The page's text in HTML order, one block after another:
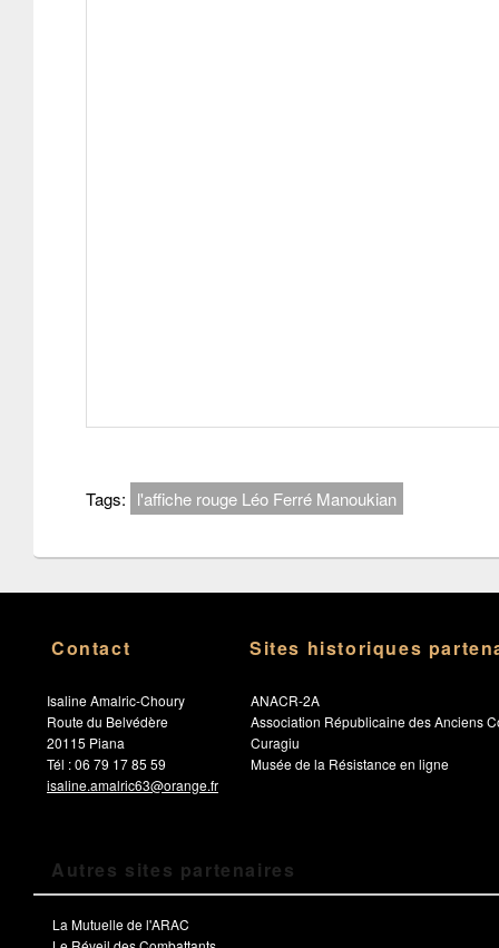
Tags: l'affiche rouge Léo Ferré Manoukian
Contact
Isaline Amalric-Choury
Route du Belvédère
20115 Piana
Tél : 06 79 17 85 59
isaline.amalric63@orange.fr
Sites historiques
ANACR-2A
Association Républicaine des Anciens
Curagiu
Musée de la Résistance en ligne
Autres sites partenaires
La Mutuelle de l'ARAC